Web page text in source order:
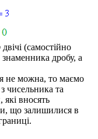
двічі (самостійно
дробу, а
не можна, то маємо
чисельника та
вносять
що залишилися в